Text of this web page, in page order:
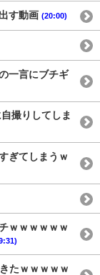
す動画 (20:00)
一言にブチギ
撮りしてしま
ぎてしまうｗ
ｗｗｗｗｗｗ
たｗｗｗｗｗ